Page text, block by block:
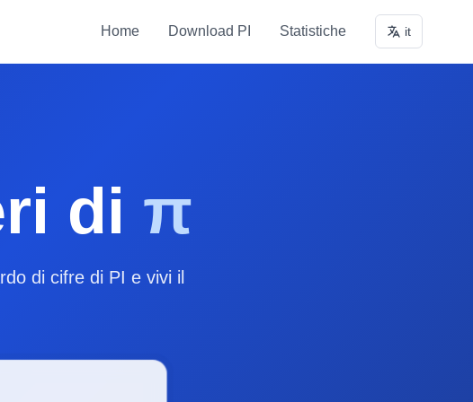
Home Download PI Statistiche it
di π
di cifre di PI e vivi il